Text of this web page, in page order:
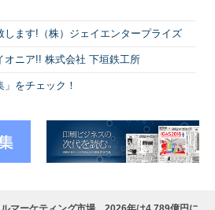
します!（株）ジェイエンタープライズ
オニア!! 株式会社 下垣鉄工所
をチェック！